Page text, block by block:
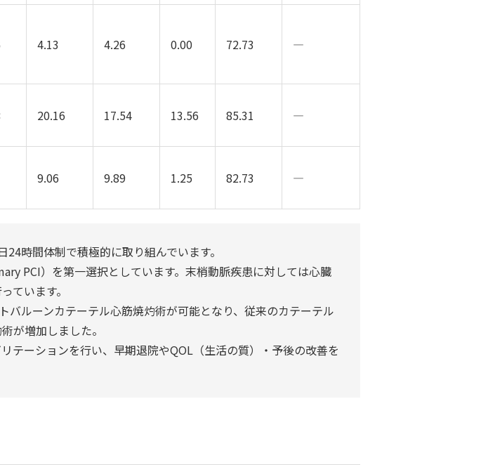
4.13 4.26 0.00 72.73 ―
20.16 17.54 13.56 85.31 ―
9.06 9.89 1.25 82.73 ―
時間体制で積極的に取り組んでいます。
PCI）を第一選択としています。末梢動脈疾患に対しては心臓
ています。
ルーンカテーテル心筋焼灼術が可能となり、従来のカテーテル
が増加しました。
テーションを行い、早期退院やQOL（生活の質）・予後の改善を